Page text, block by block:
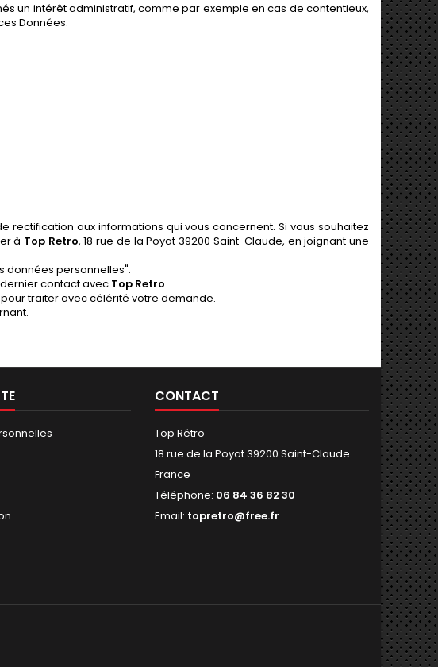
un intérêt administratif, comme par exemple en cas de contentieux,
Données.
rectification aux informations qui vous concernent. Si vous souhaitez
à Top Retro, 18 rue de la Poyat 39200 Saint-Claude, en joignant une
données personnelles".
contact avec Top Retro.
traiter avec célérité votre demande.
CONTACT
Top Rétro
18 rue de la Poyat 39200 Saint-Claude
France
Téléphone: 06 84 36 82 30
Email: topretro@free.fr